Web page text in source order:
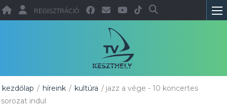
REGISZTRÁCIÓ
kezdőlap / híreink / kultúra / jazz a vége - 10 koncertes
sorozat indul